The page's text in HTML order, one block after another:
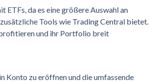
ETFs, da es eine größere Auswahl an
Tools wie Trading Central bietet.
und ihr Portfolio breit
Konto zu eröffnen und die umfassende